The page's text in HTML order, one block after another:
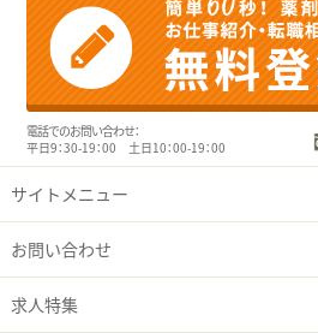
電話でのお問い合わせ：
平日9：30-19：00 土日10：00-19：00
サイトメニュー
お問い合わせ
求人特集